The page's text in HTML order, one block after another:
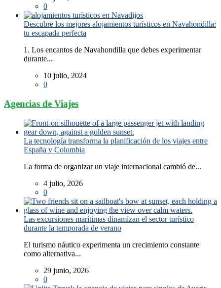
0
Descubre los mejores alojamientos turísticos en Navahondilla:
tu escapada perfecta
1. Los encantos de Navahondilla que debes experimentar
durante...
10 julio, 2024
0
Agencias de Viajes
La tecnología transforma la planificación de los viajes entre
España y Colombia
La forma de organizar un viaje internacional cambió de...
4 julio, 2026
0
Las excursiones marítimas dinamizan el sector turístico
durante la temporada de verano
El turismo náutico experimenta un crecimiento constante
como alternativa...
29 junio, 2026
0